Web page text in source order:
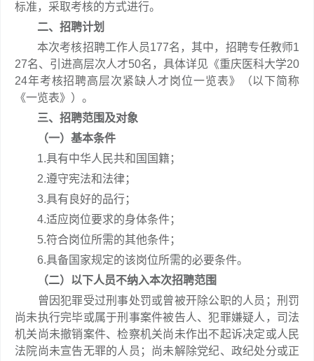
标准，采取考核的方式进行。
二、招聘计划
本次考核招聘工作人员177名，其中，招聘专任教师1
27名、引进高层次人才50名，具体详见《重庆医科大学20
24年考核招聘高层次紧缺人才岗位一览表》（以下简称
《一览表》）。
三、招聘范围及对象
（一）基本条件
1.具有中华人民共和国国籍；
2.遵守宪法和法律；
3.具有良好的品行；
4.适应岗位要求的身体条件；
5.符合岗位所需的其他条件；
6.具备国家规定的该岗位所需的必要条件。
（二）以下人员不纳入本次招聘范围
曾因犯罪受过刑事处罚或曾被开除公职的人员；刑罚
尚未执行完毕或属于刑事案件被告人、犯罪嫌疑人，司法
机关尚未撤销案件、检察机关尚未作出不起诉决定或人民
法院尚未宣告无罪的人员；尚未解除党纪、政纪处分或正